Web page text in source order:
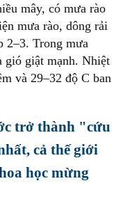
mây, có mưa rào
mưa rào, dông rải
2–3. Trong mưa
gió giật mạnh. Nhiệt
và 29–32 độ C ban
trở thành "cứu
cả thế giới
học mừng